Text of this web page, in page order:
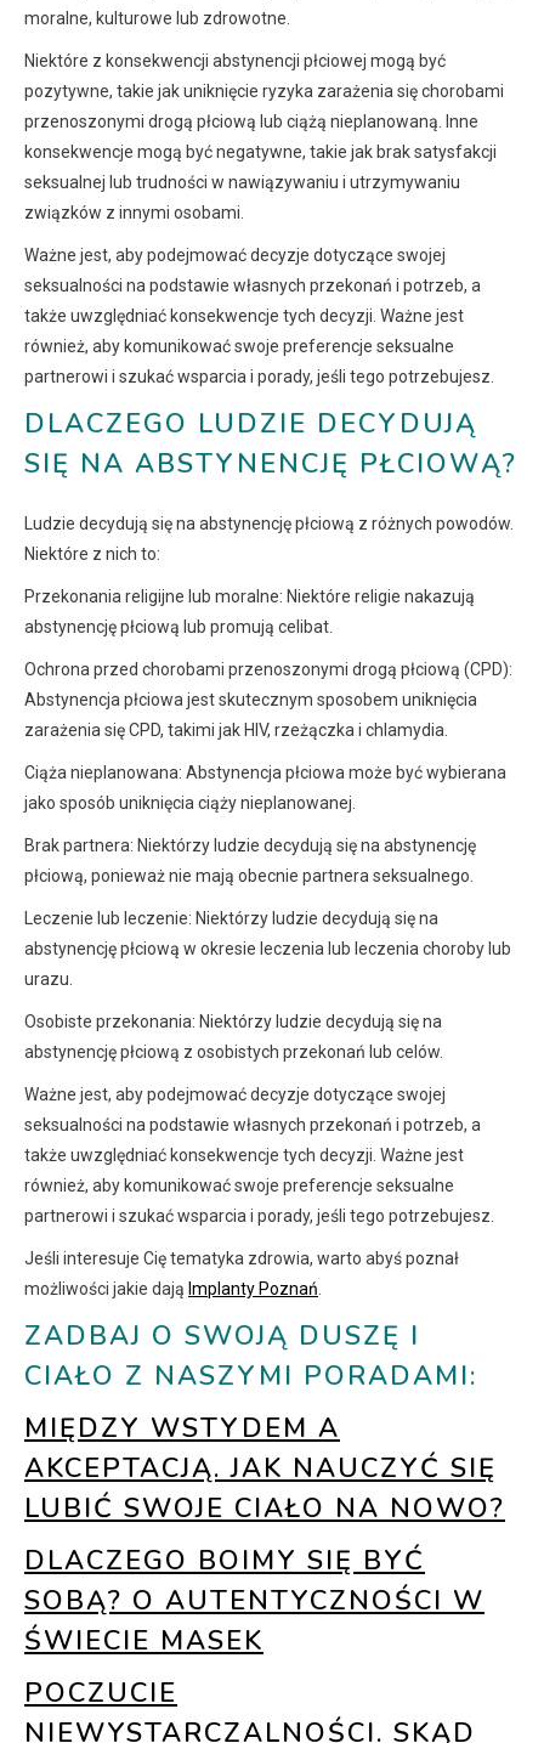
moralne, kulturowe lub zdrowotne.
Niektóre z konsekwencji abstynencji płciowej mogą być
pozytywne, takie jak uniknięcie ryzyka zarażenia się chorobami
przenoszonymi drogą płciową lub ciążą nieplanowaną. Inne
konsekwencje mogą być negatywne, takie jak brak satysfakcji
seksualnej lub trudności w nawiązywaniu i utrzymywaniu
związków z innymi osobami.
Ważne jest, aby podejmować decyzje dotyczące swojej
seksualności na podstawie własnych przekonań i potrzeb, a
także uwzględniać konsekwencje tych decyzji. Ważne jest
również, aby komunikować swoje preferencje seksualne
partnerowi i szukać wsparcia i porady, jeśli tego potrzebujesz.
DLACZEGO LUDZIE DECYDUJĄ
SIĘ NA ABSTYNENCJĘ PŁCIOWĄ?
Ludzie decydują się na abstynencję płciową z różnych powodów.
Niektóre z nich to:
Przekonania religijne lub moralne: Niektóre religie nakazują
abstynencję płciową lub promują celibat.
Ochrona przed chorobami przenoszonymi drogą płciową (CPD):
Abstynencja płciowa jest skutecznym sposobem uniknięcia
zarażenia się CPD, takimi jak HIV, rzeżączka i chlamydia.
Ciąża nieplanowana: Abstynencja płciowa może być wybierana
jako sposób uniknięcia ciąży nieplanowanej.
Brak partnera: Niektórzy ludzie decydują się na abstynencję
płciową, ponieważ nie mają obecnie partnera seksualnego.
Leczenie lub leczenie: Niektórzy ludzie decydują się na
abstynencję płciową w okresie leczenia lub leczenia choroby lub
urazu.
Osobiste przekonania: Niektórzy ludzie decydują się na
abstynencję płciową z osobistych przekonań lub celów.
Ważne jest, aby podejmować decyzje dotyczące swojej
seksualności na podstawie własnych przekonań i potrzeb, a
także uwzględniać konsekwencje tych decyzji. Ważne jest
również, aby komunikować swoje preferencje seksualne
partnerowi i szukać wsparcia i porady, jeśli tego potrzebujesz.
Jeśli interesuje Cię tematyka zdrowia, warto abyś poznał
możliwości jakie dają Implanty Poznań
ZADBAJ O SWOJĄ DUSZĘ I
CIAŁO Z NASZYMI PORADAMI:
MIĘDZY WSTYDEM A
AKCEPTACJĄ. JAK NAUCZYĆ SIĘ
LUBIĆ SWOJE CIAŁO NA NOWO?
DLACZEGO BOIMY SIĘ BYĆ
SOBĄ? O AUTENTYCZNOŚCI W
ŚWIECIE MASEK
POCZUCIE
NIEWYSTARCZALNOŚCI. SKĄD